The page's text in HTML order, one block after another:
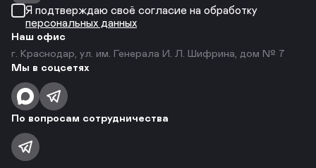
Я подтверждаю своё согласие на обработку
персональных данных
Наш офис
г. Краснодар, ул. им. Генерала И. Л. Шифрина, дом № 7
Мы в соцсетях
По вопросам сотрудничества